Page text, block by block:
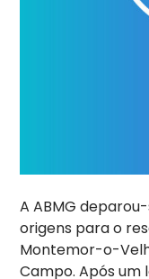
A ABMG
origens para o
Montemor-o-
Campo. Após um